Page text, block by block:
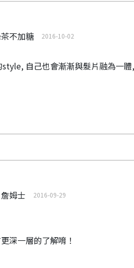
不加糖 2016-10-02
自己也會漸漸與髮片融為一
詹姆士 2016-09-29
深一層的了解唷！